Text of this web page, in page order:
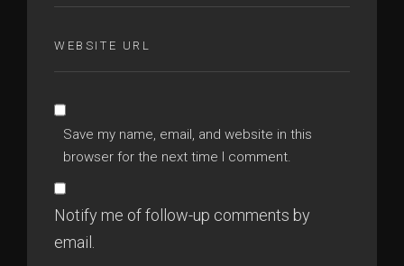
Save my name, email, and website in this
browser for the next time I comment.
Notify me of follow-up comments by
email.